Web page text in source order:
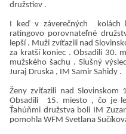
družstiev .
I keď v záverečných kolách
ratingovo porovnateľné
lepší . Muži zvíťazili nad
za kratší koniec . Obsadili 30.
mužského šachu . Slušný
Juraj Druska , IM Samir Sahidy .
Ženy zvíťazili nad
Obsadili 15. miesto , čo je
Ťahúňmi družstva boli IM
pomohla WFM Svetlana